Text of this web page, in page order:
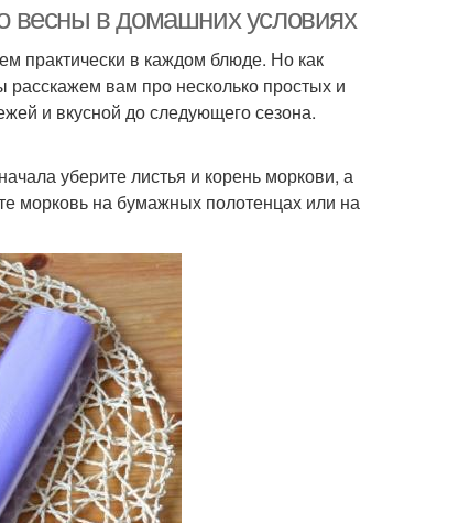
весны в домашних условиях
практически в каждом блюде. Но как
вам про несколько простых и
и вкусной до следующего сезона.
уберите листья и корень моркови, а
морковь на бумажных полотенцах или на